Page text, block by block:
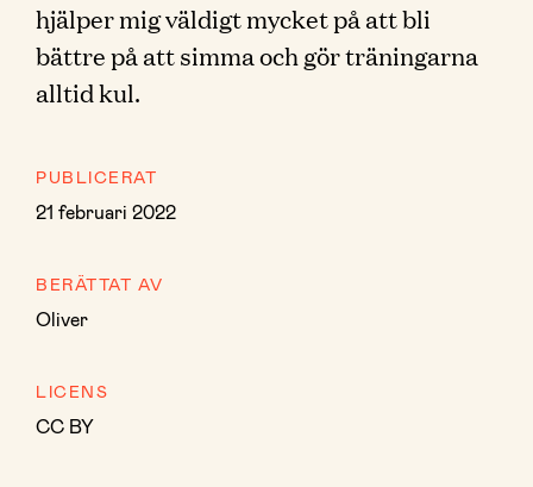
hjälper mig väldigt mycket på att bli
bättre på att simma och gör träningarna
alltid kul.
PUBLICERAT
21 februari 2022
BERÄTTAT AV
Oliver
LICENS
CC BY